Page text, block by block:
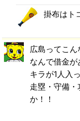
掛布はト
広島ってこん
なんで借金が
キラが1人入
走塁・守備
か！！